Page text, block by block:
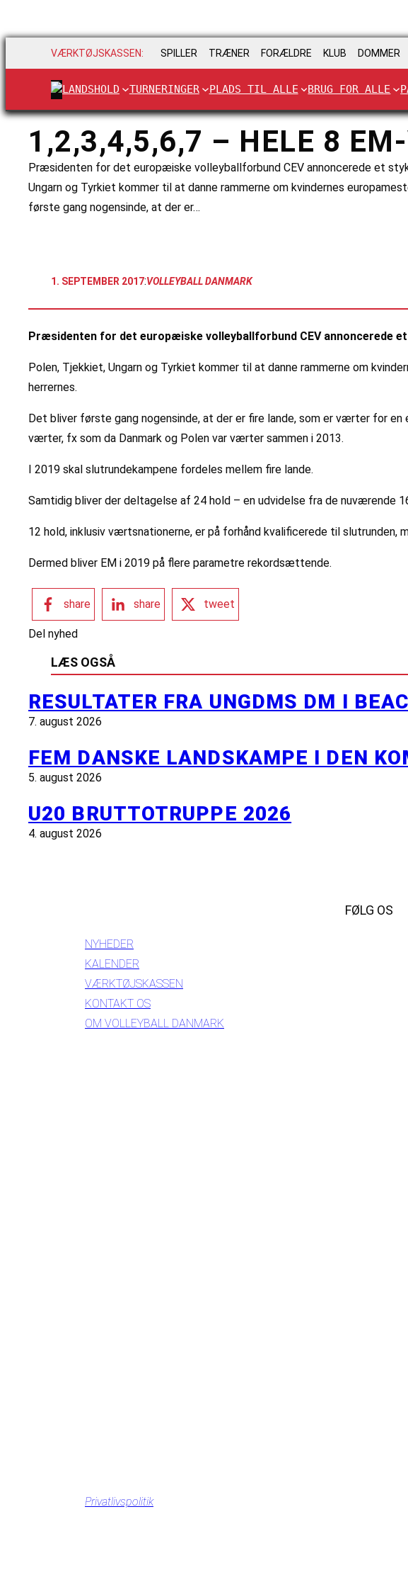
VÆRKTØJSKASSEN: SPILLER TRÆNER FORÆLDRE KLUB DOMMER
LANDSHOLD TURNERINGER PLADS TIL ALLE BRUG FOR ALLE
1,2,3,4,5,6,7 – HELE 8
Præsidenten for det europæiske volleyballforbund CEV annoncerede et
Ungarn og Tyrkiet kommer til at danne rammerne om kvindernes
første gang nogensinde, at der er…
1. SEPTEMBER 2017:VOLLEYBALL DANMARK
Præsidenten for det europæiske volleyballforbund CEV annoncerede
Polen, Tjekkiet, Ungarn og Tyrkiet kommer til at danne rammerne om
herrernes.
Det bliver første gang nogensinde, at der er fire lande, som er værter for
værter, fx som da Danmark og Polen var værter sammen i 2013.
I 2019 skal slutrundekampene fordeles mellem fire lande.
Samtidig bliver der deltagelse af 24 hold – en udvidelse fra de nuværende
12 hold, inklusiv værtsnationerne, er på forhånd kvalificerede til slutrunden,
Dermed bliver EM i 2019 på flere parametre rekordsættende.
share share tweet
Del nyhed
LÆS OGSÅ
RESULTATER FRA UNGDMS DM I
7. august 2026
FEM DANSKE LANDSKAMPE I DEN
5. august 2026
U20 BRUTTOTRUPPE 2026
4. august 2026
NYHEDER
KALENDER
VÆRKTØJSKASSEN
KONTAKT OS
OM VOLLEYBALL DANMARK
FØLG OS
Privatlivspolitik